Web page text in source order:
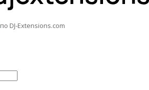
по DJ-Extensions.com